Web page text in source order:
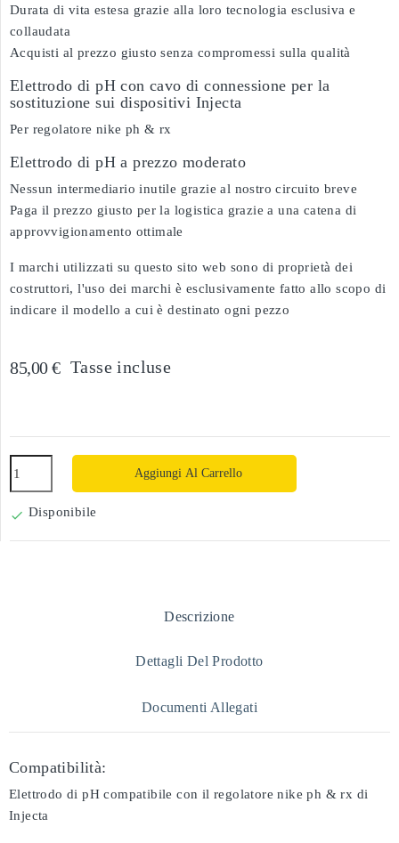
Durata di vita estesa grazie alla loro tecnologia esclusiva e
collaudata
Acquisti al prezzo giusto senza compromessi sulla qualità
Elettrodo di pH con cavo di connessione per la
sostituzione sui dispositivi Injecta
Per regolatore nike ph & rx
Elettrodo di pH a prezzo moderato
Nessun intermediario inutile grazie al nostro circuito breve
Paga il prezzo giusto per la logistica grazie a una catena di
approvvigionamento ottimale
I marchi utilizzati su questo sito web sono di proprietà dei
costruttori, l'uso dei marchi è esclusivamente fatto allo scopo di
indicare il modello a cui è destinato ogni pezzo
85,00 € Tasse incluse
Aggiungi Al Carrello
 Disponibile
Descrizione
Dettagli Del Prodotto
Documenti Allegati
Compatibilità:
Elettrodo di pH compatibile con il regolatore nike ph & rx di
Injecta